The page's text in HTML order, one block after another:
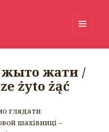
жати /
żyto żąć
глядати
шахiвницi –